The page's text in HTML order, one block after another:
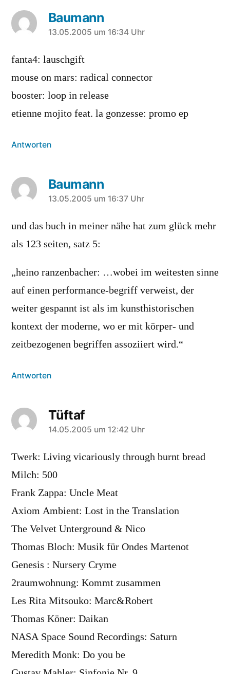
Baumann
sagt:
13.05.2005 um 16:34 Uhr
fanta4: lauschgift
mouse on mars: radical connector
booster: loop in release
etienne mojito feat. la gonzesse: promo ep
Antworten
Baumann
sagt:
13.05.2005 um 16:37 Uhr
und das buch in meiner nähe hat zum glück mehr
als 123 seiten, satz 5:
„heino ranzenbacher: …wobei im weitesten sinne
auf einen performance-begriff verweist, der
weiter gespannt ist als im kunsthistorischen
kontext der moderne, wo er mit körper- und
zeitbezogenen begriffen assoziiert wird.“
Antworten
Tüftaf
sagt:
14.05.2005 um 12:42 Uhr
Twerk: Living vicariously through burnt bread
Milch: 500
Frank Zappa: Uncle Meat
Axiom Ambient: Lost in the Translation
The Velvet Unterground & Nico
Thomas Bloch: Musik für Ondes Martenot
Genesis : Nursery Cryme
2raumwohnung: Kommt zusammen
Les Rita Mitsouko: Marc&Robert
Thomas Köner: Daikan
NASA Space Sound Recordings: Saturn
Meredith Monk: Do you be